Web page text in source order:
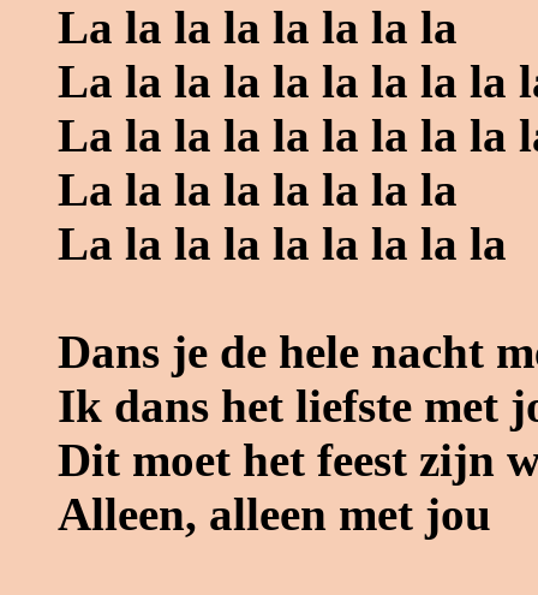
La la la la la la la la
La la la la la la la la la
La la la la la la la la la
La la la la la la la la
La la la la la la la la la
Dans je de hele nacht
Ik dans het liefste met
Dit moet het feest zijn
Alleen, alleen met jou